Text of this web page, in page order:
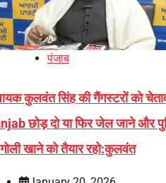
पंजाब
कुलवंत सिंह की गैंगस्टरों को
छोड़ दो या फिर जेल जाने और
खाने को तैयार रहो:कुलवंत